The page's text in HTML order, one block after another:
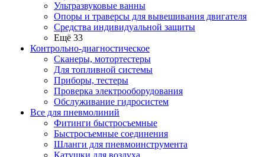
Ультразвуковые ванны
Опоры и траверсы для вывешивания двигателя
Средства индивидуальной защиты
Ещё 33
Контрольно-диагностическое
Сканеры, мотортестеры
Для топливной системы
Приборы, тестеры
Проверка электрооборудования
Обслуживание гидросистем
Все для пневмолиний
Фитинги быстросъемные
Быстросъемные соединения
Шланги для пневмоинструмента
Катушки для воздуха